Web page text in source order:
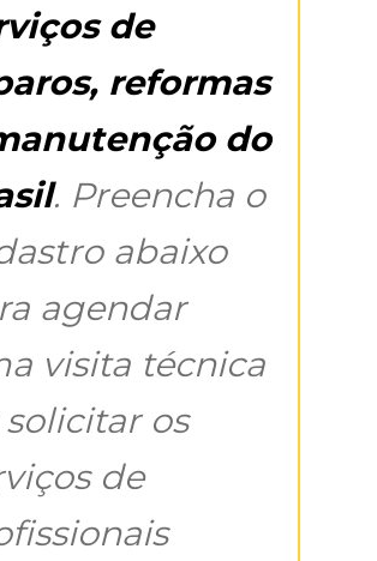
de
reformas
do
. Preencha o
abaixo
agendar
visita técnica
solicitar os
de